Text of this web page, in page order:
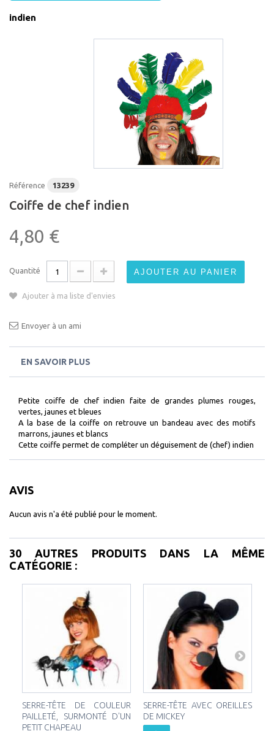
indien
Référence 13239
Coiffe de chef indien
4,80 €
Quantité AJOUTER AU PANIER
Ajouter à ma liste d'envies
Envoyer à un ami
EN SAVOIR PLUS
Petite coiffe de chef indien faite de grandes plumes rouges,
vertes, jaunes et bleues
A la base de la coiffe on retrouve un bandeau avec des motifs
marrons, jaunes et blancs
Cette coiffe permet de compléter un déguisement de (chef) indien
AVIS
Aucun avis n'a été publié pour le moment.
30 AUTRES PRODUITS DANS LA MÊME
CATÉGORIE :
SERRE-TÊTE DE COULEUR
PAILLETÉ, SURMONTÉ D'UN
PETIT CHAPEAU
SERRE-TÊTE AVEC OREILLES
DE MICKEY